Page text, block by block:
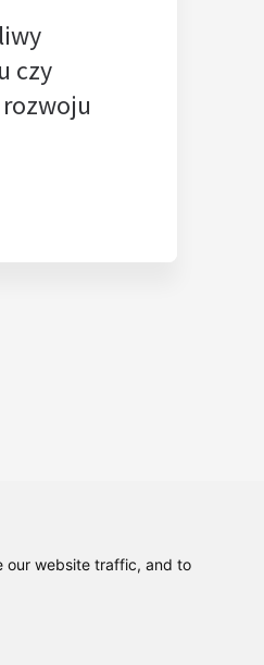
our website traffic, and to
czy